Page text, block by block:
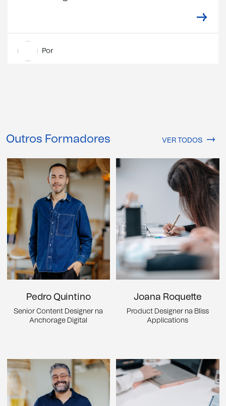
Por
Outros Formadores VER TODOS
Pedro Quintino
Senior Content Designer na
Anchorage Digital
Joana Roquette
Product Designer na Bliss
Applications